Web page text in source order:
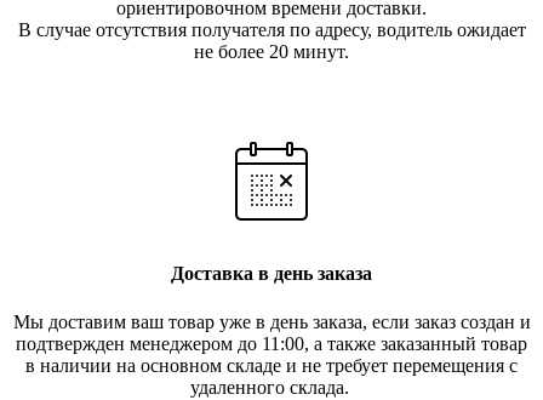
ориентировочном времени доставки.
В случае отсутствия получателя по адресу, водитель ожидает
не более 20 минут.
Доставка в день заказа
Мы доставим ваш товар уже в день заказа, если заказ создан и
подтвержден менеджером до 11:00, а также заказанный товар
в наличии на основном складе и не требует перемещения с
удаленного склада.